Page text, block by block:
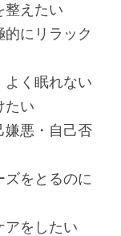
えたい
にリラック
く眠れない
たい
悪・自己否
をとるのに
をしたい